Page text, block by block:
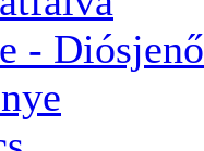
- Diósjenő